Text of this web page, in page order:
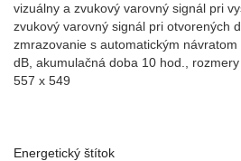
vizuálny a zvukový varovný signál pri
zvukový varovný signál pri otvorených
zmrazovanie s automatickým
dB, akumulačná doba 10 hod.,
557 x 549
Energetický štítok